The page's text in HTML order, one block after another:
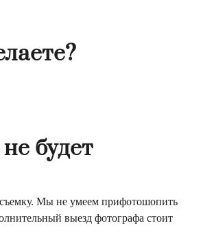
будет
съемку. Мы не умеем прифотошопить
выезд фотографа стоит